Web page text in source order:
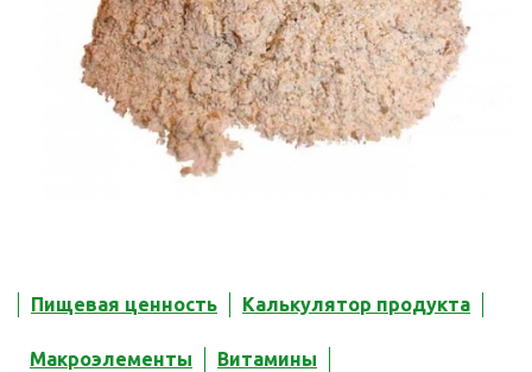
Пищевая ценность Калькулятор продукта
Макроэлементы Витамины